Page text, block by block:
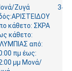
Ζυγά
κάθετο: ΣΚΡΑ
κάθετο:
από:
πμ έως:
μμ Μονά/
340